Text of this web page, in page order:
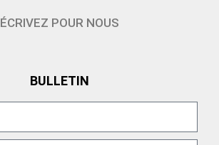
ÉCRIVEZ POUR NOUS
BULLETIN